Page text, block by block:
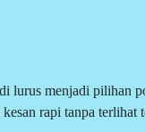
lurus menjadi pilihan
rapi tanpa terlihat